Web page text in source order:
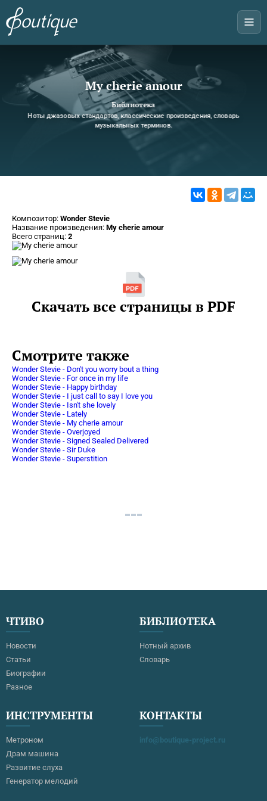
My cherie amour
Библиотека
Ноты джазовых стандартов, классические произведения, словарь
музыкальных терминов.
Композитор: Wonder Stevie
Название произведения: My cherie amour
Всего страниц: 2
Скачать все страницы в PDF
Смотрите также
Wonder Stevie - Don't you worry bout a thing
Wonder Stevie - For once in my life
Wonder Stevie - Happy birthday
Wonder Stevie - I just call to say I love you
Wonder Stevie - Isn't she lovely
Wonder Stevie - Lately
Wonder Stevie - My cherie amour
Wonder Stevie - Overjoyed
Wonder Stevie - Signed Sealed Delivered
Wonder Stevie - Sir Duke
Wonder Stevie - Superstition
ЧТИВО
Новости
Статьи
Биографии
Разное
БИБЛИОТЕКА
Нотный архив
Словарь
ИНСТРУМЕНТЫ
Метроном
Драм машина
Развитие слуха
Генератор мелодий
КОНТАКТЫ
info@boutique-project.ru